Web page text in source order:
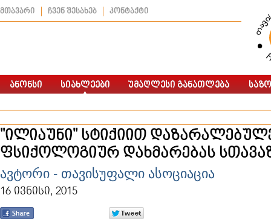
მთავარი ჩვენ შესახებ კონტაქტი
"ილიაუნი" სტიქიით
ფსიქოლოგიურ დახმარებას
ავტორი - თავისუფალი ასოციაცია
16 ივნისი, 2015